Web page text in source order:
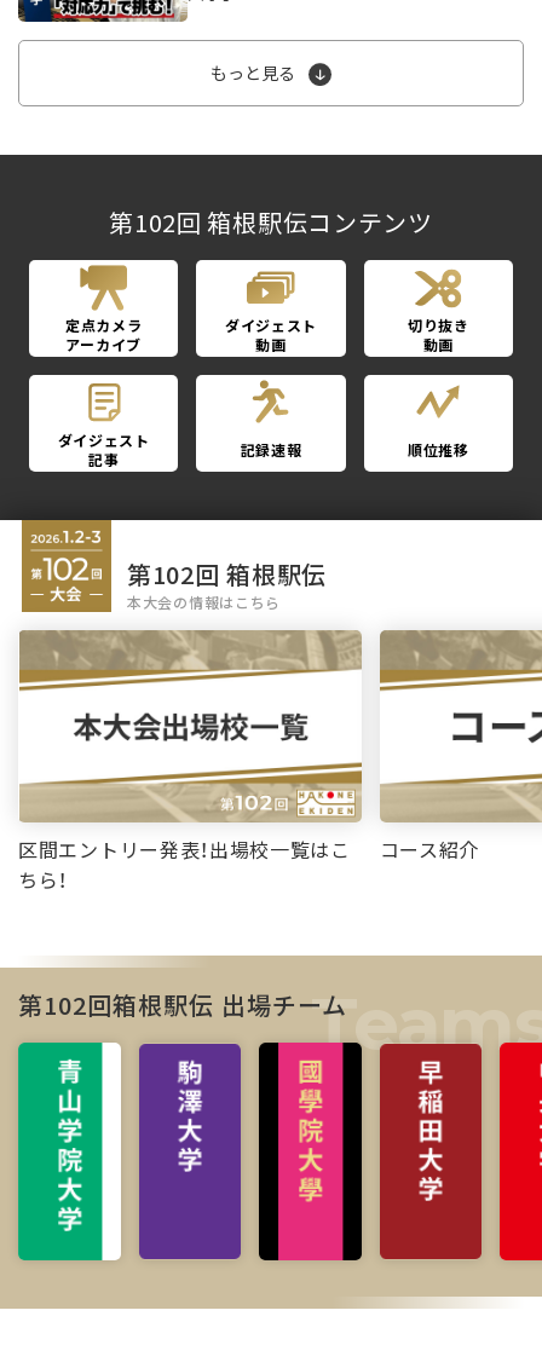
もっと見る
第102回 箱根駅伝コンテンツ
定点カメラ
アーカイブ
ダイジェスト
動画
切り抜き
動画
ダイジェスト
記事
記録速報 順位推移
第102回 箱根駅伝
本大会の情報はこちら
区間エントリー発表！出場校一覧はこ
ちら！
コース紹介
第102回箱根駅伝 出場チーム